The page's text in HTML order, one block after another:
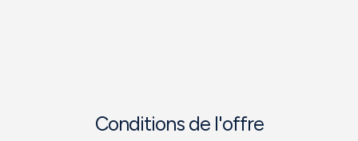
Conditions de l'offre